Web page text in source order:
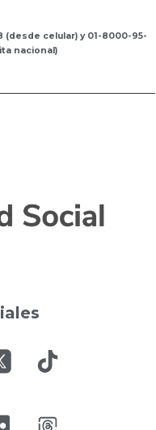
(desde celular) y 01-8000-95-
nacional)